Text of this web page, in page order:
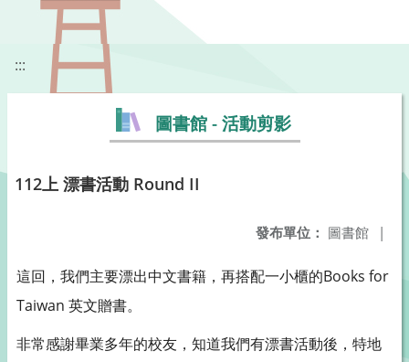
:::
圖書館 - 活動剪影
112上 漂書活動 Round II
發布單位： 圖書館 |
這回，我們主要漂出中文書籍，再搭配一小櫃的Books for
Taiwan 英文贈書。
非常感謝畢業多年的校友，知道我們有漂書活動後，特地